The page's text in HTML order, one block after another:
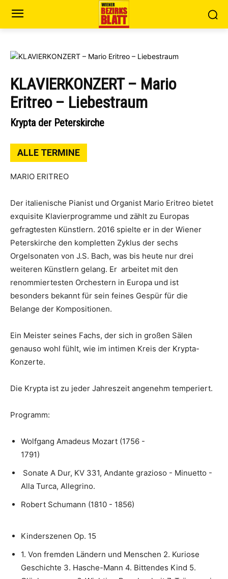
KLAVIERKONZERT – Mario
Eritreo – Liebestraum
Krypta der Peterskirche
ALLE TERMINE
MARIO ERITREO
Der italienische Pianist und Organist Mario Eritreo bietet
exquisite Klavierprogramme und zählt zu Europas
gefragtesten Künstlern. 2016 spielte er in der Wiener
Peterskirche den kompletten Zyklus der sechs
Orgelsonaten von J.S. Bach, was bis heute nur drei
weiteren Künstlern gelang. Er arbeitet mit den
renommiertesten Orchestern in Europa und ist
besonders bekannt für sein feines Gespür für die
Belange der Kompositionen.
Ein Meister seines Fachs, der sich in großen Sälen
genauso wohl fühlt, wie im intimen Kreis der Krypta-
Konzerte.
Die Krypta ist zu jeder Jahreszeit angenehm temperiert.
Programm:
Wolfgang Amadeus Mozart (1756 -
Sonate A Dur, KV 331, Andante grazioso - Minuetto -
Alla Turca, Allegrino.
Robert Schumann (1810 - 1856)
Kinderszenen Op. 15
1. Von fremden Ländern und Menschen 2. Kuriose
Geschichte 3. Hasche-Mann 4. Bittendes Kind 5.